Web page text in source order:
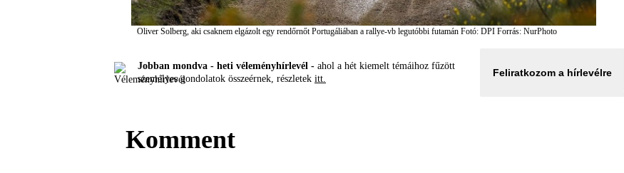
Oliver Solberg, aki csaknem elgázolt egy rendőrnőt Portugáliában a rallye-vb legutóbbi futamán Fotó: DPI Forrás: NurPhoto
Jobban mondva - heti véleményhírlevél - ahol a hét kiemelt témáihoz fűzött
személyes gondolatok összeérnek, részletek itt.
Feliratkozom a hírlevélre
Komment